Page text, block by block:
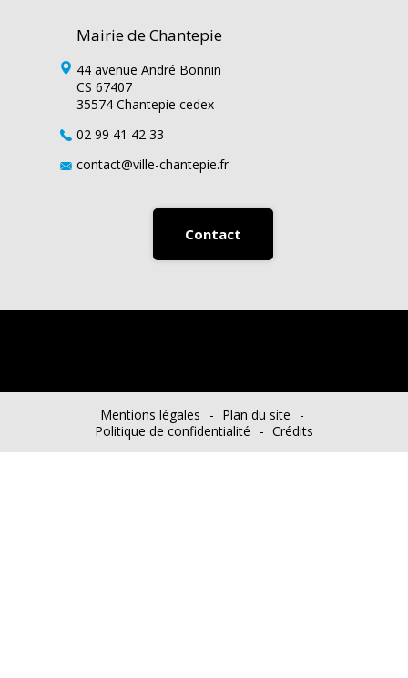
Mairie de Chantepie
44 avenue André Bonnin
CS 67407
35574 Chantepie cedex
02 99 41 42 33
contact@ville-chantepie.fr
Contact
Mentions légales
Plan du site
Politique de confidentialité
Crédits